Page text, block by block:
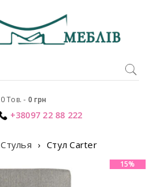
0 Тов. - 0грн
+38097 22 88 222
Стулья › Стул Carter
15%